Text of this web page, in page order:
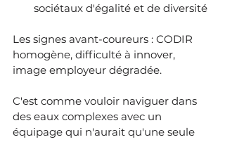
sociétaux d'égalité et de diversité
Les signes avant-coureurs : CODIR
homogène, difficulté à innover,
image employeur dégradée.
C'est comme vouloir naviguer dans
des eaux complexes avec un
équipage qui n'aurait qu'une seule